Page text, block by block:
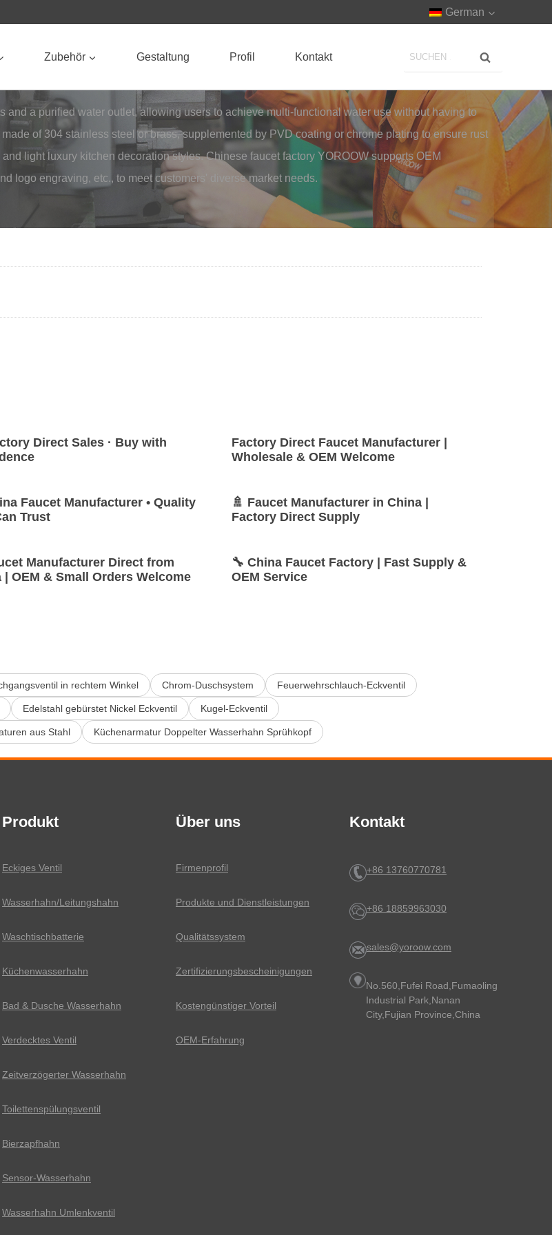
German
Zubehör Gestaltung Profil Kontakt
a purified water outlet, allowing users to achieve multi-functional water use without having to
of 304 stainless steel or brass, supplemented by PVD coating or chrome plating to ensure rust
light luxury kitchen decoration styles. Chinese faucet factory YOROOW supports OEM
logo engraving, etc., to meet customers' diverse market needs.
Direct Sales · Buy with
Factory Direct Faucet Manufacturer |
Wholesale & OEM Welcome
Faucet Manufacturer • Quality
Trust
🚿 Faucet Manufacturer in China |
Factory Direct Supply
Manufacturer Direct from
| OEM & Small Orders Welcome
🔧 China Faucet Factory | Fast Supply &
OEM Service
in rechtem Winkel Chrom-Duschsystem Feuerwehrschlauch-Eckventil
Edelstahl gebürstet Nickel Eckventil Kugel-Eckventil
aus Stahl Küchenarmatur Doppelter Wasserhahn Sprühkopf
Produkt
Eckiges Ventil
Wasserhahn/Leitungshahn
Waschtischbatterie
Küchenwasserhahn
Bad & Dusche Wasserhahn
Verdecktes Ventil
Zeitverzögerter Wasserhahn
Toilettenspülungsventil
Bierzapfhahn
Sensor-Wasserhahn
Wasserhahn Umlenkventil
Über uns
Firmenprofil
Produkte und Dienstleistungen
Qualitätssystem
Zertifizierungsbescheinigungen
Kostengünstiger Vorteil
OEM-Erfahrung
Kontakt
+86 13760770781
+86 18859963030
sales@yoroow.com
No.560,Fufei Road,Fumaoling
Industrial Park,Nanan
City,Fujian Province,China